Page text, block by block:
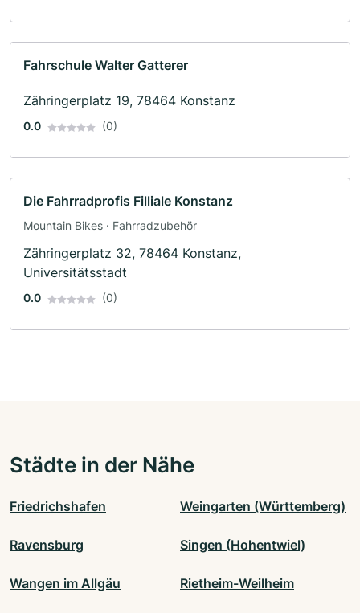
Fahrschule Walter Gatterer
Zähringerplatz 19, 78464 Konstanz
0.0 (0)
Die Fahrradprofis Filliale Konstanz
Mountain Bikes · Fahrradzubehör
Zähringerplatz 32, 78464 Konstanz,
Universitätsstadt
0.0 (0)
Städte in der Nähe
Friedrichshafen Weingarten (Württemberg)
Ravensburg Singen (Hohentwiel)
Wangen im Allgäu Rietheim-Weilheim